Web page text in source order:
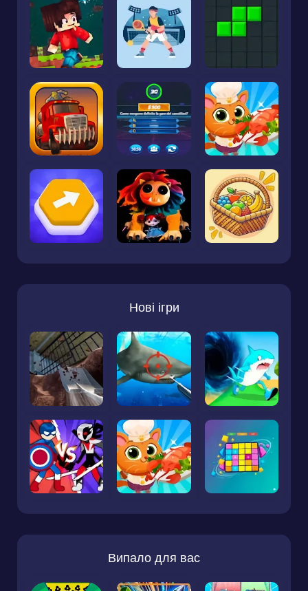
Нові ігри
Випало для вас